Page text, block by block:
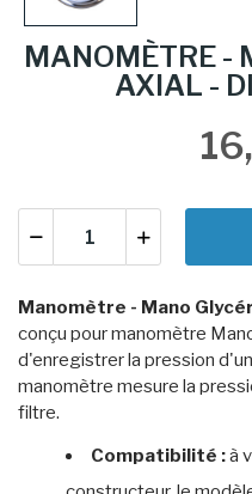
MANOMÈTRE -
AXIAL -
Manomètre - Mano
conçu pour manomètre
d'enregistrer la pression
manomètre mesure la
filtre.
Compatibilité :à